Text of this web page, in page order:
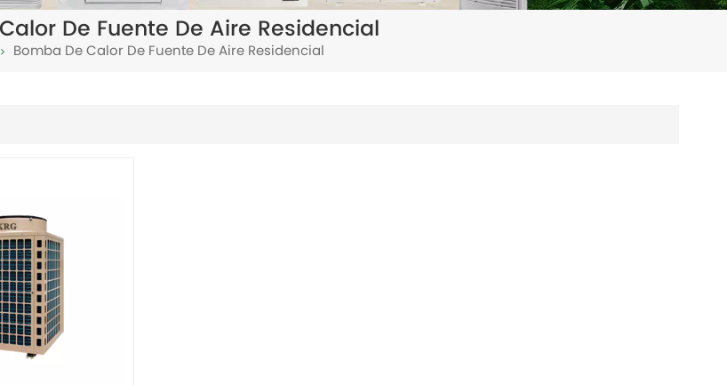
De Fuente De Aire Residencial
Bomba De Calor De Fuente De Aire Residencial